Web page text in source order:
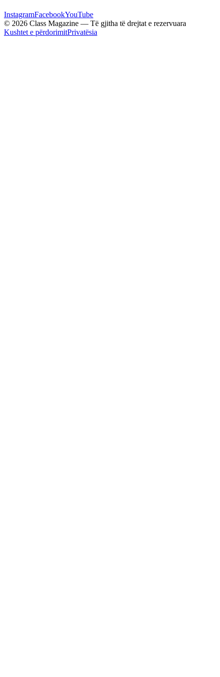
InstagramFacebookYouTube
© 2026 Class Magazine — Të gjitha të drejtat e rezervuara
Kushtet e përdorimitPrivatësia